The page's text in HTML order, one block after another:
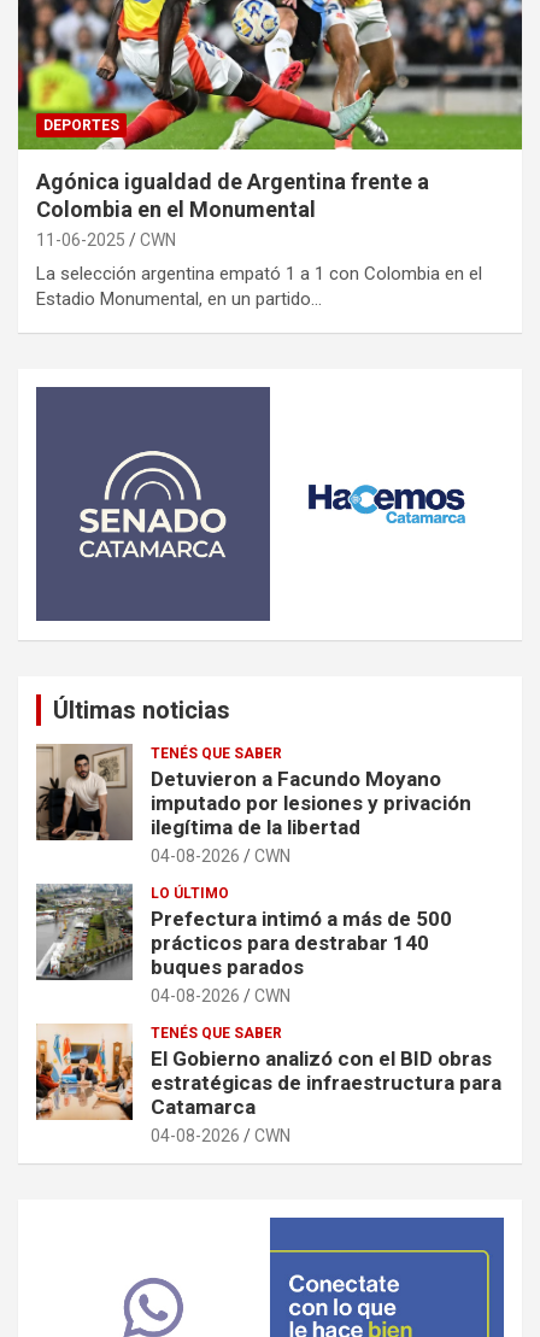
DEPORTES
Agónica igualdad de Argentina frente a
Colombia en el Monumental
11-06-2025 CWN
La selección argentina empató 1 a 1 con Colombia en el
Estadio Monumental, en un partido…
Últimas noticias
TENÉS QUE SABER
Detuvieron a Facundo Moyano
imputado por lesiones y privación
ilegítima de la libertad
04-08-2026 CWN
LO ÚLTIMO
Prefectura intimó a más de 500
prácticos para destrabar 140
buques parados
04-08-2026 CWN
TENÉS QUE SABER
El Gobierno analizó con el BID obras
estratégicas de infraestructura para
Catamarca
04-08-2026 CWN